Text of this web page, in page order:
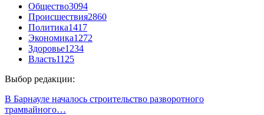
Общество3094
Происшествия2860
Политика1417
Экономика1272
Здоровье1234
Власть1125
Выбор редакции:
В Барнауле началось строительство разворотного
трамвайного…